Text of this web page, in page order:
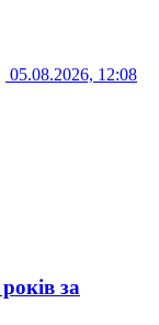
05.08.2026, 12:08
за